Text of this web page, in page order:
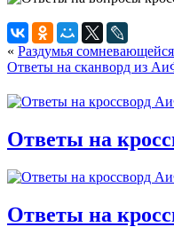
« Раздумья
Ответы на сканворд из
Ответы на
Ответы на